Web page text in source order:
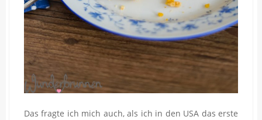
Das fragte ich mich auch, als ich in den USA das erste